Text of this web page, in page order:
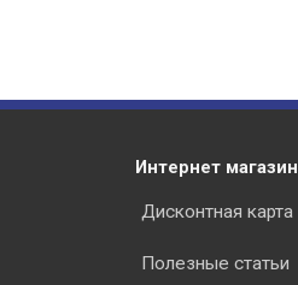
Интернет магазин
Дисконтная карта
Полезные статьи